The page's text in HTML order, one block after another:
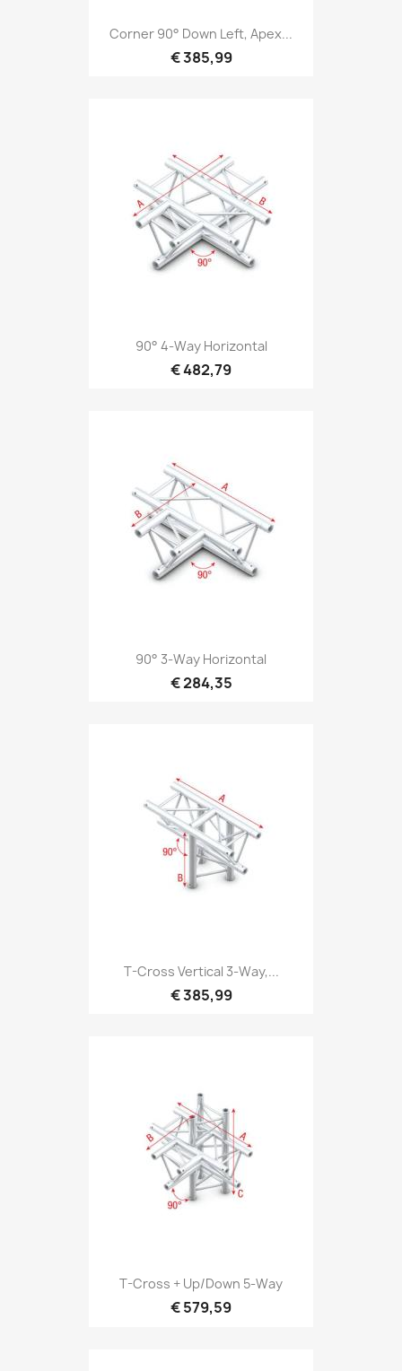
Snel bekijken
Corner 90° Down Left, Apex...
€ 385,99
Snel bekijken
90° 4-Way Horizontal
€ 482,79
Snel bekijken
90° 3-Way Horizontal
€ 284,35
Snel bekijken
T-Cross Vertical 3-Way,...
€ 385,99
Snel bekijken
T-Cross + Up/down 5-Way
€ 579,59